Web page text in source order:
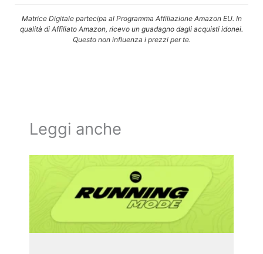
Matrice Digitale partecipa al Programma Affiliazione Amazon EU. In
qualità di Affiliato Amazon, ricevo un guadagno dagli acquisti idonei.
Questo non influenza i prezzi per te.
Leggi anche